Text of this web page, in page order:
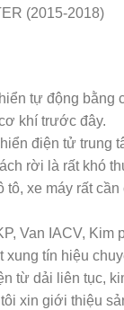
(2015-2018)
tự động
khí trước đây.
điện tử
rời là rất khó
xe máy rất
Van IACV,
tín hiệu
từ dải liên tục,
xin giới thiệu